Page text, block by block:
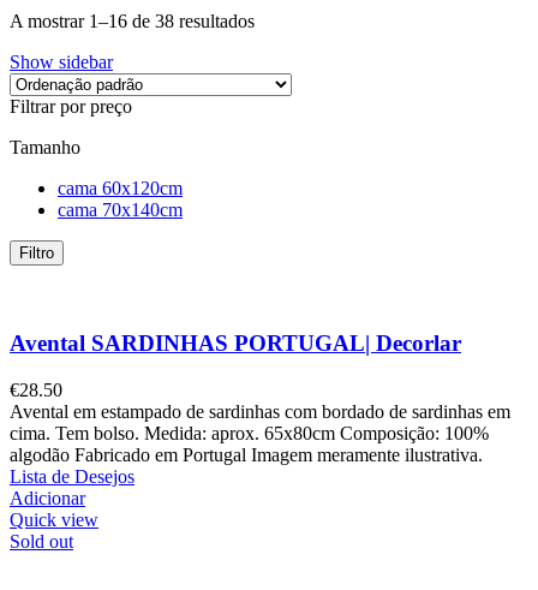
A mostrar 1–16 de 38 resultados
Show sidebar
Filtrar por preço
Tamanho
cama 60x120cm
cama 70x140cm
Filtro
Avental SARDINHAS PORTUGAL| Decorlar
€28.50
Avental em estampado de sardinhas com bordado de sardinhas em
cima. Tem bolso. Medida: aprox. 65x80cm Composição: 100%
algodão Fabricado em Portugal Imagem meramente ilustrativa.
Lista de Desejos
Adicionar
Quick view
Sold out